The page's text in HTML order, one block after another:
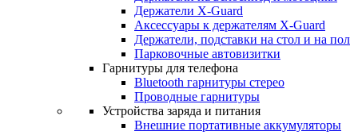
Держатели X-Guard
Аксессуары к держателям X-Guard
Держатели, подставки на стол и на пол
Парковочные автовизитки
Гарнитуры для телефона
Bluetooth гарнитуры стерео
Проводные гарнитуры
Устройства заряда и питания
Внешние портативные аккумуляторы